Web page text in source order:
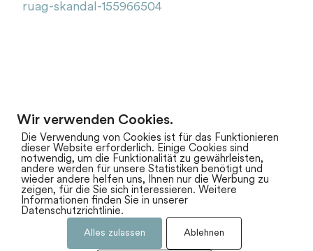
ruag-skandal-155966504
zum Newsarchiv
Wir verwenden Cookies.
Die Verwendung von Cookies ist für das Funktionieren
dieser Website erforderlich. Einige Cookies sind
notwendig, um die Funktionalität zu gewährleisten,
andere werden für unsere Statistiken benötigt und
wieder andere helfen uns, Ihnen nur die Werbung zu
zeigen, für die Sie sich interessieren. Weitere
Informationen finden Sie in unserer
Datenschutzrichtlinie.
Alles zulassen Ablehnen